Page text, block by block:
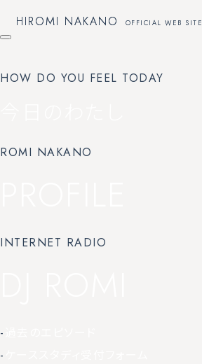
HIROMI NAKANO OFFICIAL WEB SITE
HIROMI NAKANO OFFICIAL WEB SITE
HOW DO YOU FEEL TODAY
ROMI NAKANO
INTERNET RADIO
-
-